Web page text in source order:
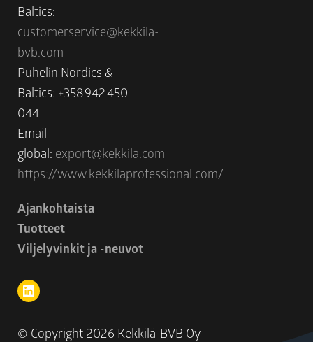
Baltics:
customerservice@kekkila-
bvb.com
Puhelin Nordics &
Baltics: +358 942 450
044
Email
global: export@kekkila.com
https://www.kekkilaprofessional.com/
Ajankohtaista
Tuotteet
Viljelyvinkit ja -neuvot
© Copyright 2026 Kekkilä-BVB Oy